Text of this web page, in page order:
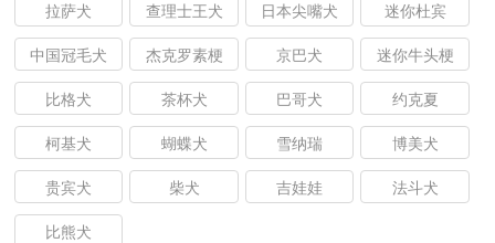
拉萨犬 查理士王犬 日本尖嘴犬 迷你杜宾
中国冠毛犬 杰克罗素梗 京巴犬 迷你牛头梗
比格犬 茶杯犬 巴哥犬 约克夏
柯基犬 蝴蝶犬 雪纳瑞 博美犬
贵宾犬 柴犬 吉娃娃 法斗犬
比熊犬